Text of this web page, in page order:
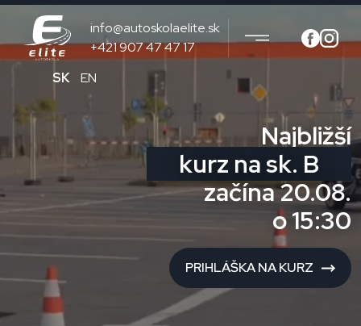
info@autoskolaelite.sk
+421 907 47 47 17
SK
EN
Najbližší
kurz na sk. B
začína 20.08.
o 15:30
PRIHLÁŠKA NA KURZ